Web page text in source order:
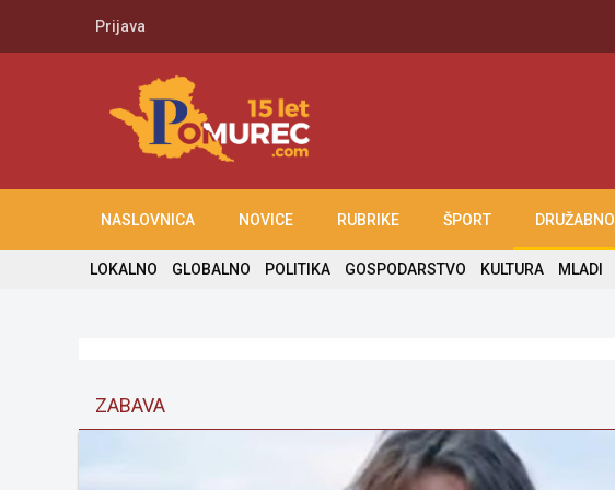
Prijava
NASLOVNICA NOVICE RUBRIKE ŠPORT DRUŽABNO
LOKALNO GLOBALNO POLITIKA GOSPODARSTVO KULTURA MLADI
ZABAVA